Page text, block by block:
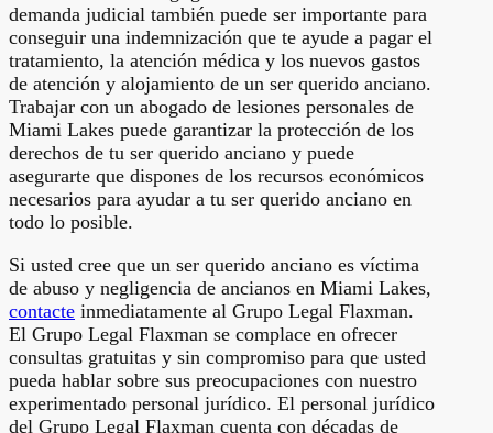
demanda judicial también puede ser importante para
conseguir una indemnización que te ayude a pagar el
tratamiento, la atención médica y los nuevos gastos
de atención y alojamiento de un ser querido anciano.
Trabajar con un abogado de lesiones personales de
Miami Lakes puede garantizar la protección de los
derechos de tu ser querido anciano y puede
asegurarte que dispones de los recursos económicos
necesarios para ayudar a tu ser querido anciano en
todo lo posible.
Si usted cree que un ser querido anciano es víctima
de abuso y negligencia de ancianos en Miami Lakes,
contacte inmediatamente al Grupo Legal Flaxman.
El Grupo Legal Flaxman se complace en ofrecer
consultas gratuitas y sin compromiso para que usted
pueda hablar sobre sus preocupaciones con nuestro
experimentado personal jurídico. El personal jurídico
del Grupo Legal Flaxman cuenta con décadas de